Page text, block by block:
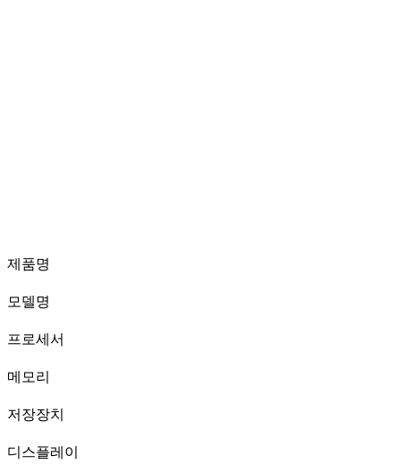
제품명
모델명
프로세서
메모리
저장장치
디스플레이